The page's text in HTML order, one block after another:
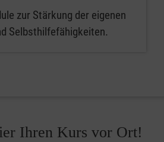
zur Stärkung der eigenen
Selbsthilfefähigkeiten.
Ihren Kurs vor Ort!